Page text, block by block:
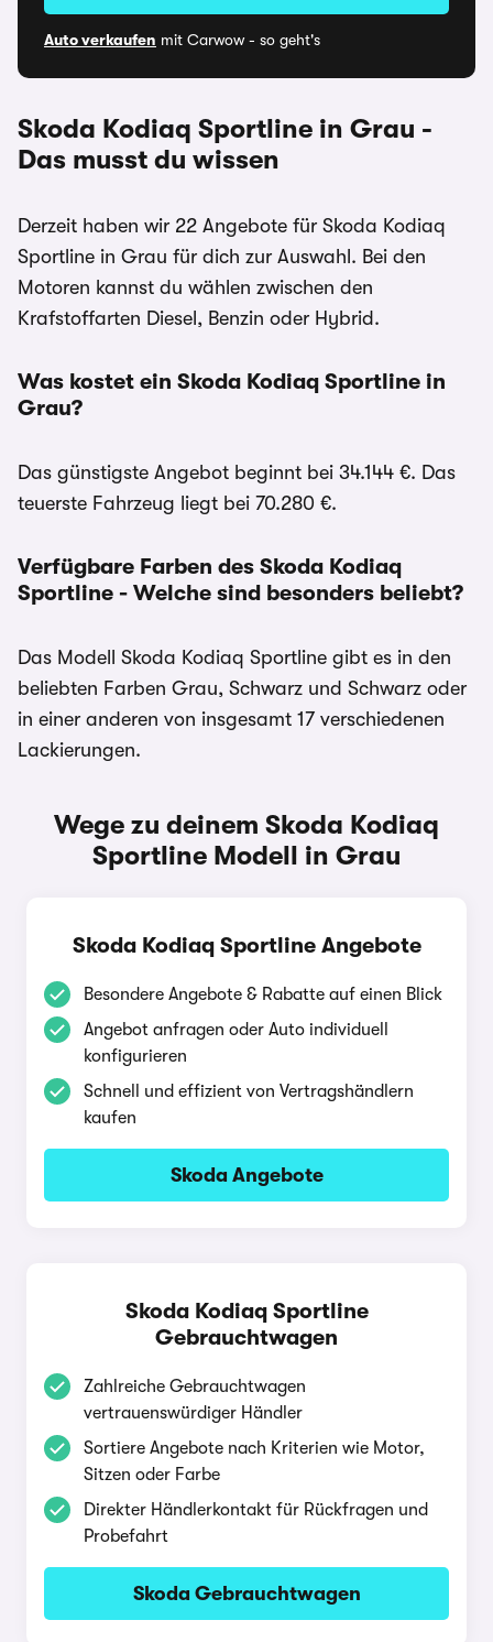
Auto verkaufen mit Carwow - so geht's
Skoda Kodiaq Sportline in Grau -
Das musst du wissen
Derzeit haben wir 22 Angebote für Skoda Kodiaq
Sportline in Grau für dich zur Auswahl. Bei den
Motoren kannst du wählen zwischen den
Krafstoffarten Diesel, Benzin oder Hybrid.
Was kostet ein Skoda Kodiaq Sportline in
Grau?
Das günstigste Angebot beginnt bei 34.144 €. Das
teuerste Fahrzeug liegt bei 70.280 €.
Verfügbare Farben des Skoda Kodiaq
Sportline - Welche sind besonders beliebt?
Das Modell Skoda Kodiaq Sportline gibt es in den
beliebten Farben Grau, Schwarz und Schwarz oder
in einer anderen von insgesamt 17 verschiedenen
Lackierungen.
Wege zu deinem Skoda Kodiaq
Sportline Modell in Grau
Skoda Kodiaq Sportline Angebote
Besondere Angebote & Rabatte auf einen Blick
Angebot anfragen oder Auto individuell
konfigurieren
Schnell und effizient von Vertragshändlern
kaufen
Skoda Angebote
Skoda Kodiaq Sportline
Gebrauchtwagen
Zahlreiche Gebrauchtwagen
vertrauenswürdiger Händler
Sortiere Angebote nach Kriterien wie Motor,
Sitzen oder Farbe
Direkter Händlerkontakt für Rückfragen und
Probefahrt
Skoda Gebrauchtwagen